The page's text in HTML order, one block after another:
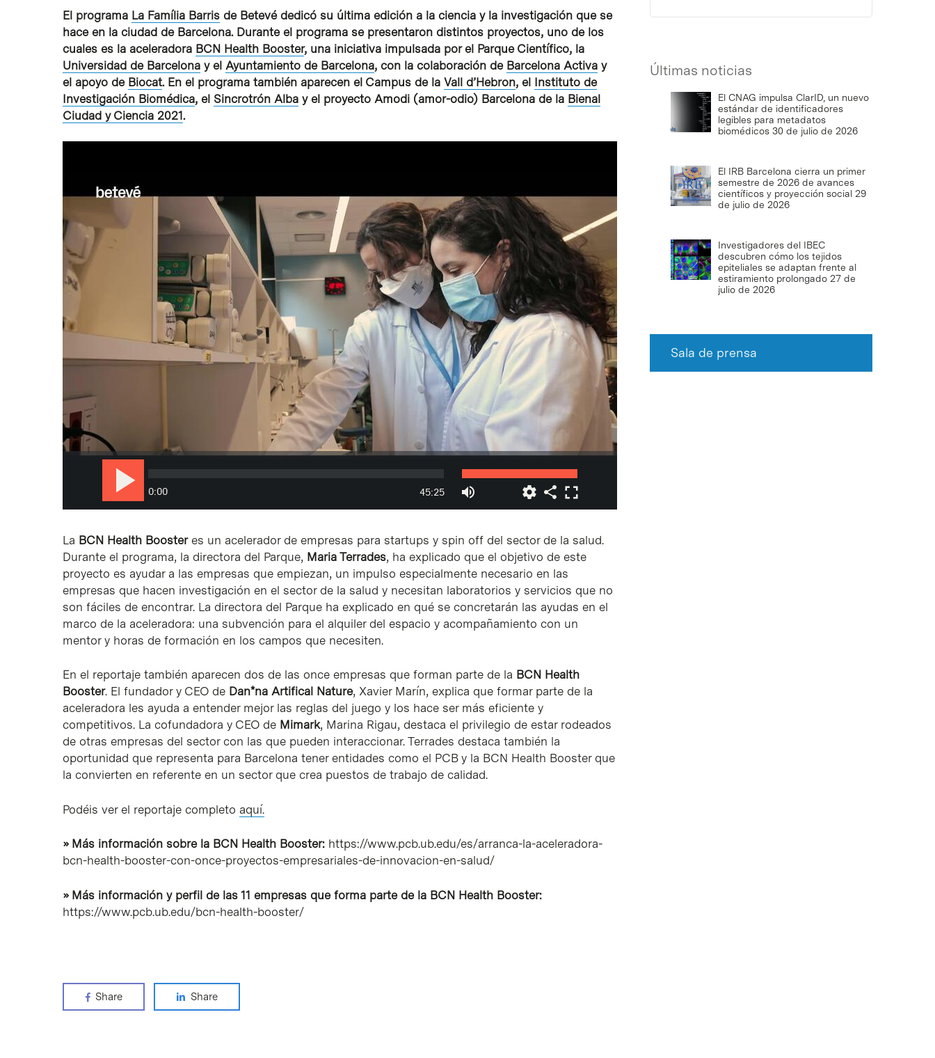
El programa La Família Barris de Betevé dedicó su última edición a la ciencia y la investigación que se
hace en la ciudad de Barcelona. Durante el programa se presentaron distintos proyectos, uno de los
cuales es la aceleradora BCN Health Booster, una iniciativa impulsada por el Parque Científico, la
Universidad de Barcelona y el Ayuntamiento de Barcelona, con la colaboración de Barcelona Activa y
el apoyo de Biocat. En el programa también aparecen el Campus de la Vall d’Hebron, el Instituto de
Investigación Biomédica, el Sincrotrón Alba y el proyecto Amodi (amor-odio) Barcelona de la Bienal
Ciudad y Ciencia 2021.
La BCN Health Boosteres un acelerador de empresas para startups y spin off del sector de la salud.
Durante el programa, la directora del Parque, Maria Terrades, ha explicado que el objetivo de este
proyecto es ayudar a las empresas que empiezan, un impulso especialmente necesario en las
empresas que hacen investigación en el sector de la salud y necesitan laboratorios y servicios que no
son fáciles de encontrar. La directora del Parque ha explicado en qué se concretarán las ayudas en el
marco de la aceleradora: una subvención para el alquiler del espacio y acompañamiento con un
mentor y horas de formación en los campos que necesiten.
En el reportaje también aparecen dos de las once empresas que forman parte de la BCN Health
Booster. El fundador y CEO de Dan*na Artifical Nature, Xavier Marín, explica que formar parte de la
aceleradora les ayuda a entender mejor las reglas del juego y los hace ser más eficiente y
competitivos. La cofundadora y CEO de Mimark, Marina Rigau, destaca el privilegio de estar rodeados
de otras empresas del sector con las que pueden interaccionar. Terrades destaca también la
oportunidad que representa para Barcelona tener entidades como el PCB y la BCN Health Booster que
la convierten en referente en un sector que crea puestos de trabajo de calidad.
Podéis ver el reportaje completo aquí.
» Más información sobre la BCN Health Booster: https://www.pcb.ub.edu/es/arranca-la-aceleradora-
bcn-health-booster-con-once-proyectos-empresariales-de-innovacion-en-salud/
» Más información y perfil de las 11 empresas que forma parte de la BCN Health Booster:
https://www.pcb.ub.edu/bcn-health-booster/
Share Share
Últimas noticias
El CNAG impulsa ClarID, un nuevo
estándar de identificadores
legibles para metadatos
biomédicos 30 de julio de 2026
El IRB Barcelona cierra un primer
semestre de 2026 de avances
científicos y proyección social 29
de julio de 2026
Investigadores del IBEC
descubren cómo los tejidos
epiteliales se adaptan frente al
estiramiento prolongado 27 de
julio de 2026
Sala de prensa